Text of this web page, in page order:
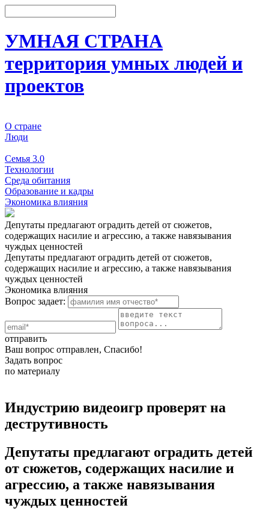
УМНАЯ СТРАНА
территория умных людей и
проектов
О стране
Люди
Семья 3.0
Технологии
Среда обитания
Образование и кадры
Экономика влияния
Депутаты предлагают оградить детей от сюжетов,
содержащих насилие и агрессию, а также навязывания
чуждых ценностей
Депутаты предлагают оградить детей от сюжетов,
содержащих насилие и агрессию, а также навязывания
чуждых ценностей
Экономика влияния
Вопрос задает:
отправить
Ваш вопрос отправлен, Спасибо!
Задать вопрос
по материалу
Индустрию видеоигр проверят на
деструтивность
Депутаты предлагают оградить детей
от сюжетов, содержащих насилие и
агрессию, а также навязывания
чуждых ценностей